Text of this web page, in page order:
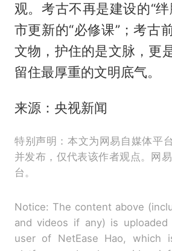
观。考古不再是建设的“
市更新的“必修课”；考古
文物，护住的是文脉，更
留住最厚重的文明底气。
来源：央视新闻
特别声明：本文为网易自媒体平
并发布，仅代表该作者观点。网
台。
Notice: The content above
and videos if any) is
user of NetEase Hao, which